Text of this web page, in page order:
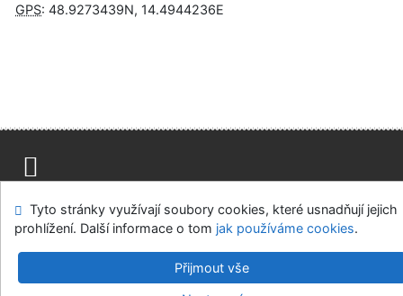
GPS: 48.9273439N, 14.4944236E
Nastavení cookies
Knihovny regionu České Budějovice
v.4.8.63a - Cosmotron Bohemia, s.r.o.
Tyto stránky využívají soubory cookies, které usnadňují jejich
prohlížení. Další informace o tom jak používáme cookies.
Přijmout vše